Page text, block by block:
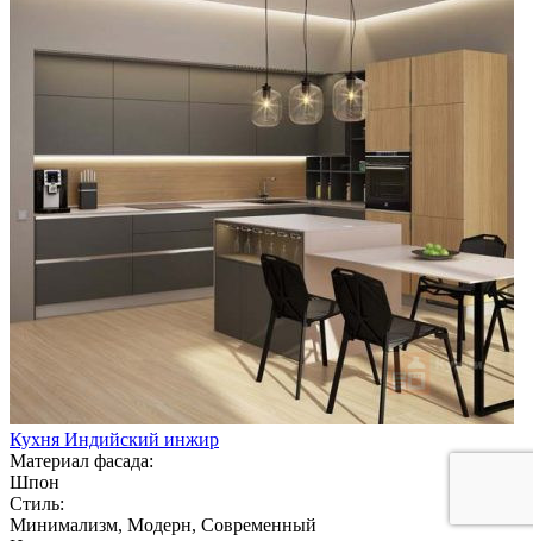
Кухня Индийский инжир
Материал фасада:
Шпон
Стиль:
Минимализм, Модерн, Современный